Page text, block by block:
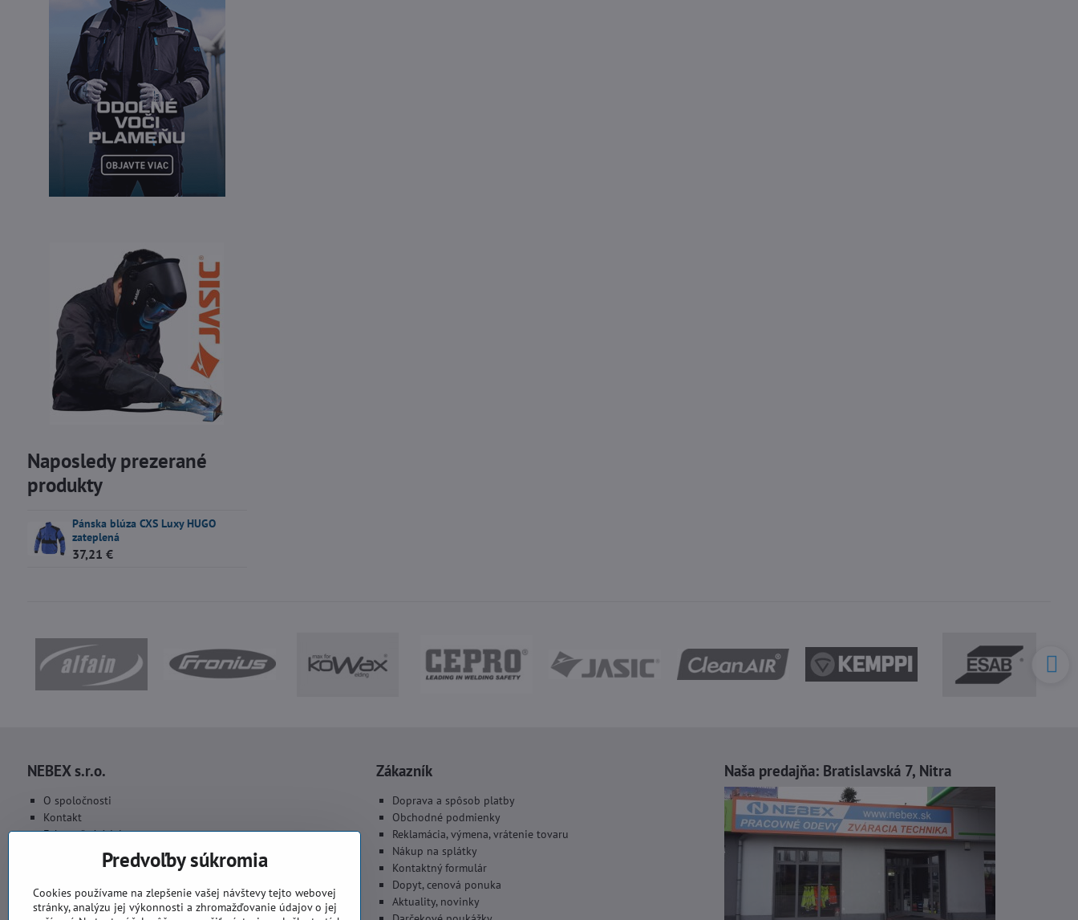
Naposledy prezerané
produkty
Pánska blúza CXS Luxy HUGO
zateplená
37,21 €
NEBEX s.r.o.
O spoločnosti
Kontakt
Fakturačné údaje
Zákazník
Doprava a spôsob platby
Obchodné podmienky
Reklamácia, výmena, vrátenie tovaru
Nákup na splátky
Kontaktný formulár
Dopyt, cenová ponuka
Aktuality, novinky
Naša predajňa: Bratislavská 7, Nitra
Predvoľby súkromia
Cookies používame na zlepšenie vašej návštevy tejto webovej
stránky, analýzu jej výkonnosti a zhromažďovanie údajov o jej